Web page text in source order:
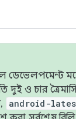
ডেভেলপমেন্ট
দুই ও চার
android-